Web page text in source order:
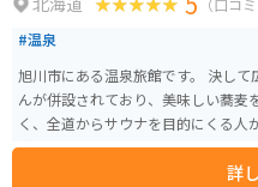
（口コ
#温泉
旭川市にある温泉旅館です。 決し
んが併設されており、美味しい蕎麦
く、全道からサウナを目的にくる人
疲れをとってリフレッシュすること
もあるので、日帰りでも宿泊でも楽
詳